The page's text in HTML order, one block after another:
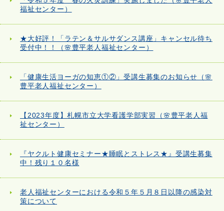
福祉センター）
★大好評！「ラテン＆サルサダンス講座」キャンセル待ち
受付中！！（🌸豊平老人福祉センター）
「健康生活ヨーガの知恵①②」受講生募集のお知らせ（🌸
豊平老人福祉センター）
【2023年度】札幌市立大学看護学部実習（🌸豊平老人福
祉センター）
『ヤクルト健康セミナー★睡眠とストレス★』受講生募集
中！残り１０名様
老人福祉センターにおける令和５年５月８日以降の感染対
策について